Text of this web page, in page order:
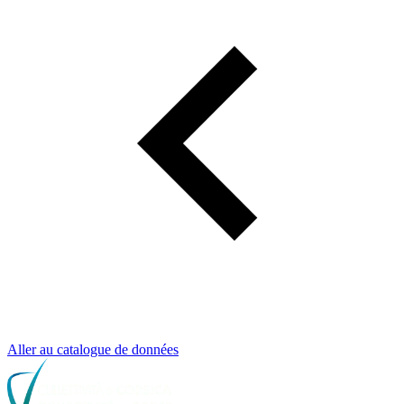
Aller au catalogue de données